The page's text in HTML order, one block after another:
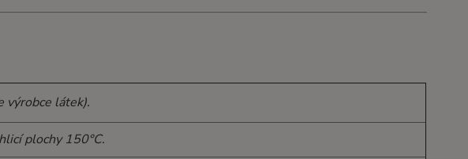
výrobce látek).
plochy 150°C.